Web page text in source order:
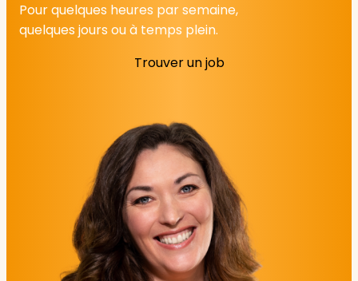
Pour quelques heures par semaine,
quelques jours ou à temps plein.
Trouver un job